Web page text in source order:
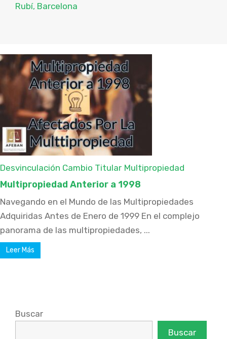
Rubí, Barcelona
Desvinculación Cambio Titular Multipropiedad
Multipropiedad Anterior a 1998
Navegando en el Mundo de las Multipropiedades
Adquiridas Antes de Enero de 1999 En el complejo
panorama de las multipropiedades, ...
Leer Más
Buscar
Buscar